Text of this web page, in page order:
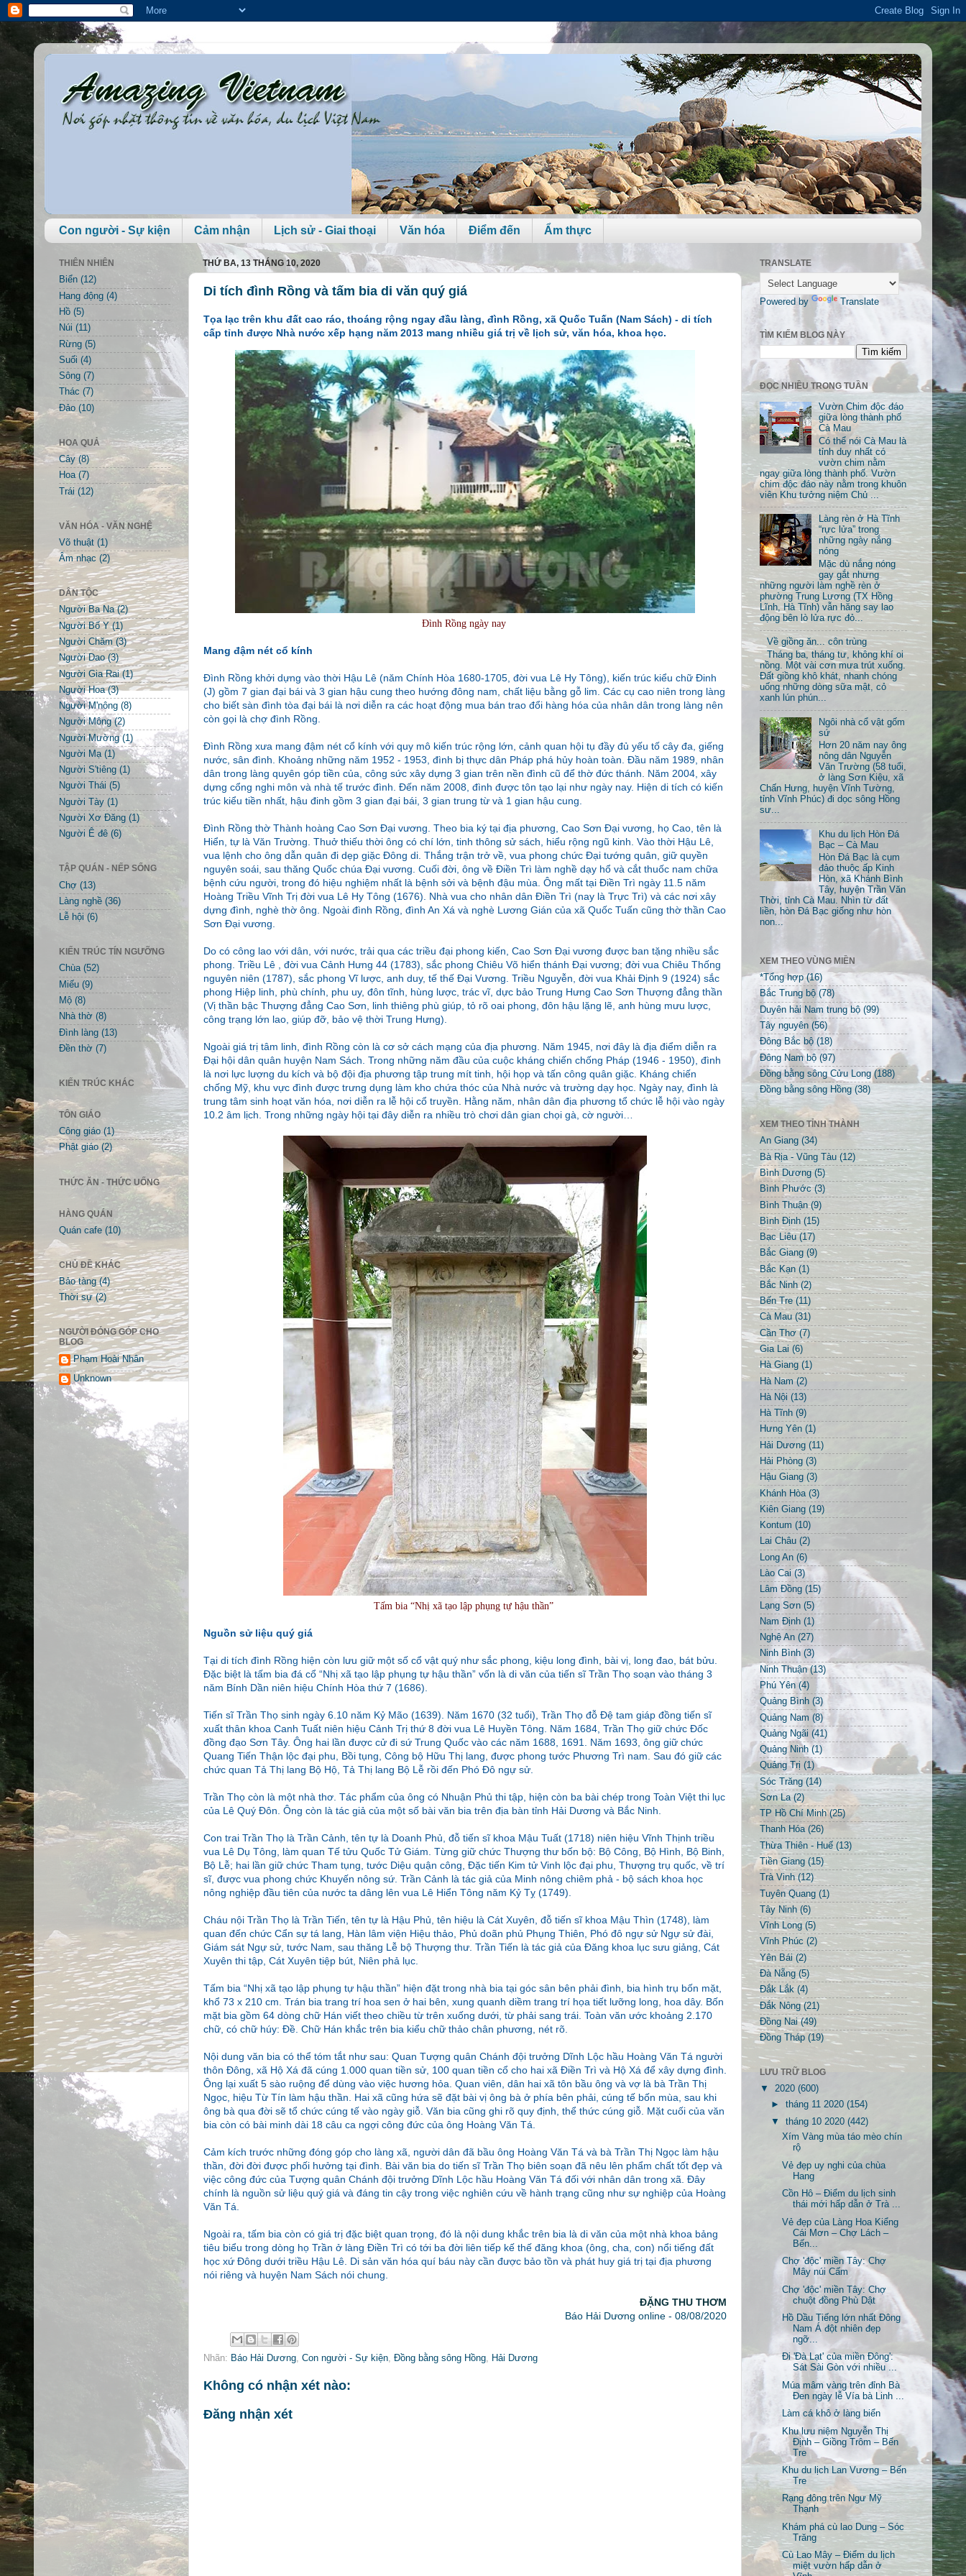
Con người - Sự kiện Cảm nhận Lịch sử - Giai thoại Văn hóa Điểm đến Ẩm thực
THỨ BA, 13 THÁNG 10, 2020
Di tích đình Rồng và tấm bia di văn quý giá
Tọa lạc trên khu đất cao ráo, thoáng rộng ngay đầu làng, đình Rồng, xã Quốc Tuấn (Nam Sách) - di tích
cấp tỉnh được Nhà nước xếp hạng năm 2013 mang nhiều giá trị về lịch sử, văn hóa, khoa học.
Đình Rồng ngày nay
Mang đậm nét cổ kính
Đình Rồng khởi dựng vào thời Hậu Lê (năm Chính Hòa 1680-1705, đời vua Lê Hy Tông), kiến trúc kiểu chữ Đinh
(J) gồm 7 gian đại bái và 3 gian hậu cung theo hướng đông nam, chất liệu bằng gỗ lim. Các cụ cao niên trong làng
cho biết sàn đình tòa đại bái là nơi diễn ra các hoạt động mua bán trao đổi hàng hóa của nhân dân trong làng nên
còn gọi là chợ đình Rồng.
Đình Rồng xưa mang đậm nét cổ kính với quy mô kiến trúc rộng lớn, cảnh quan hội tụ đầy đủ yếu tố cây đa, giếng
nước, sân đình. Khoảng những năm 1952 - 1953, đình bị thực dân Pháp phá hủy hoàn toàn. Đầu năm 1989, nhân
dân trong làng quyên góp tiền của, công sức xây dựng 3 gian trên nền đình cũ để thờ đức thánh. Năm 2004, xây
dựng cổng nghi môn và nhà tế trước đình. Đến năm 2008, đình được tôn tạo lại như ngày nay. Hiện di tích có kiến
trúc kiểu tiền nhất, hậu đinh gồm 3 gian đại bái, 3 gian trung từ và 1 gian hậu cung.
Đình Rồng thờ Thành hoàng Cao Sơn Đại vương. Theo bia ký tại địa phương, Cao Sơn Đại vương, họ Cao, tên là
Hiển, tự là Văn Trường. Thuở thiếu thời ông có chí lớn, tinh thông sử sách, hiểu rộng ngũ kinh. Vào thời Hậu Lê,
vua lệnh cho ông dẫn quân đi dẹp giặc Đông di. Thắng trận trở về, vua phong chức Đại tướng quân, giữ quyền
nguyên soái, sau thăng Quốc chúa Đại vương. Cuối đời, ông về Điền Trì làm nghề dạy hổ và cắt thuốc nam chữa
bệnh cứu người, trong đó hiệu nghiệm nhất là bệnh sởi và bệnh đậu mùa. Ông mất tại Điền Trì ngày 11.5 năm
Hoàng Triều Vĩnh Trị đời vua Lê Hy Tông (1676). Nhà vua cho nhân dân Điền Trì (nay là Trực Trì) và các nơi xây
dựng đình, nghè thờ ông. Ngoài đình Rồng, đình An Xá và nghè Lương Gián của xã Quốc Tuấn cũng thờ thần Cao
Sơn Đại vương.
Do có công lao với dân, với nước, trải qua các triều đại phong kiến, Cao Sơn Đại vương được ban tặng nhiều sắc
phong. Triều Lê , đời vua Cảnh Hưng 44 (1783), sắc phong Chiêu Võ hiển thánh Đại vương; đời vua Chiêu Thống
nguyên niên (1787), sắc phong Vĩ lược, anh duy, tế thế Đại Vương. Triều Nguyễn, đời vua Khải Định 9 (1924) sắc
phong Hiệp linh, phù chính, phu uy, đôn tĩnh, hùng lược, trác vĩ, dực bảo Trung Hưng Cao Sơn Thượng đẳng thần
(Vị thần bậc Thượng đẳng Cao Sơn, linh thiêng phù giúp, tỏ rõ oai phong, đôn hậu lặng lẽ, anh hùng mưu lược,
công trạng lớn lao, giúp đỡ, bảo vệ thời Trung Hưng).
Ngoài giá trị tâm linh, đình Rồng còn là cơ sở cách mạng của địa phương. Năm 1945, nơi đây là địa điểm diễn ra
Đại hội dân quân huyện Nam Sách. Trong những năm đầu của cuộc kháng chiến chống Pháp (1946 - 1950), đình
là nơi lực lượng du kích và bộ đội địa phương tập trung mít tinh, hội họp và tấn công quân giặc. Kháng chiến
chống Mỹ, khu vực đình được trưng dụng làm kho chứa thóc của Nhà nước và trường dạy học. Ngày nay, đình là
trung tâm sinh hoạt văn hóa, nơi diễn ra lễ hội cổ truyền. Hằng năm, nhân dân địa phương tổ chức lễ hội vào ngày
10.2 âm lịch. Trong những ngày hội tại đây diễn ra nhiều trò chơi dân gian chọi gà, cờ người…
Tấm bia “Nhị xã tạo lập phụng tự hậu thần”
Nguồn sử liệu quý giá
Tại di tích đình Rồng hiện còn lưu giữ một số cổ vật quý như sắc phong, kiệu long đình, bài vị, long đao, bát bửu.
Đặc biệt là tấm bia đá cổ “Nhị xã tạo lập phụng tự hậu thần” vốn là di văn của tiến sĩ Trần Thọ soạn vào tháng 3
năm Bính Dần niên hiệu Chính Hòa thứ 7 (1686).
Tiến sĩ Trần Thọ sinh ngày 6.10 năm Kỷ Mão (1639). Năm 1670 (32 tuổi), Trần Thọ đỗ Đệ tam giáp đồng tiến sĩ
xuất thân khoa Canh Tuất niên hiệu Cảnh Trị thứ 8 đời vua Lê Huyền Tông. Năm 1684, Trần Thọ giữ chức Đốc
đồng đạo Sơn Tây. Ông hai lần được cử đi sứ Trung Quốc vào các năm 1688, 1691. Năm 1693, ông giữ chức
Quang Tiến Thận lộc đại phu, Bồi tụng, Công bộ Hữu Thị lang, được phong tước Phương Trì nam. Sau đó giữ các
chức quan Tả Thị lang Bộ Hộ, Tả Thị lang Bộ Lễ rồi đến Phó Đô ngự sử.
Trần Thọ còn là một nhà thơ. Tác phẩm của ông có Nhuận Phủ thi tập, hiện còn ba bài chép trong Toàn Việt thi lục
của Lê Quý Đôn. Ông còn là tác giả của một số bài văn bia trên địa bàn tỉnh Hải Dương và Bắc Ninh.
Con trai Trần Thọ là Trần Cảnh, tên tự là Doanh Phủ, đỗ tiến sĩ khoa Mậu Tuất (1718) niên hiệu Vĩnh Thịnh triều
vua Lê Dụ Tông, làm quan Tế tửu Quốc Tử Giám. Từng giữ chức Thượng thư bốn bộ: Bộ Công, Bộ Hình, Bộ Binh,
Bộ Lễ; hai lần giữ chức Tham tụng, tước Diệu quận công, Đặc tiến Kim tử Vinh lộc đại phu, Thượng trụ quốc, về trí
sĩ, được vua phong chức Khuyến nông sứ. Trần Cảnh là tác giả của Minh nông chiêm phả - bộ sách khoa học
nông nghiệp đầu tiên của nước ta dâng lên vua Lê Hiển Tông năm Kỷ Tỵ (1749).
Cháu nội Trần Thọ là Trần Tiến, tên tự là Hậu Phủ, tên hiệu là Cát Xuyên, đỗ tiến sĩ khoa Mậu Thìn (1748), làm
quan đến chức Cẩn sự tá lang, Hàn lâm viện Hiệu thảo, Phủ doãn phủ Phụng Thiên, Phó đô ngự sử Ngự sử đài,
Giám sát Ngự sử, tước Nam, sau thăng Lễ bộ Thượng thư. Trần Tiến là tác giả của Đăng khoa lục sưu giảng, Cát
Xuyên thi tập, Cát Xuyên tiệp bút, Niên phả lục.
Tấm bia “Nhị xã tạo lập phụng tự hậu thần” hiện đặt trong nhà bia tại góc sân bên phải đình, bia hình trụ bốn mặt,
khổ 73 x 210 cm. Trán bia trang trí hoa sen ở hai bên, xung quanh diềm trang trí họa tiết lưỡng long, hoa dây. Bốn
mặt bia gồm 64 dòng chữ Hán viết theo chiều từ trên xuống dưới, từ phải sang trái. Toàn văn ước khoảng 2.170
chữ, có chữ húy: Đề. Chữ Hán khắc trên bia kiểu chữ thảo chân phương, nét rõ.
Nội dung văn bia có thể tóm tắt như sau: Quan Tượng quân Chánh đội trưởng Dĩnh Lộc hầu Hoàng Văn Tá người
thôn Đông, xã Hộ Xá đã cúng 1.000 quan tiền sử, 100 quan tiền cổ cho hai xã Điền Trì và Hộ Xá để xây dựng đình.
Ông lại xuất 5 sào ruộng để dùng vào việc hương hỏa. Quan viên, dân hai xã tôn bầu ông và vợ là bà Trần Thị
Ngọc, hiệu Từ Tín làm hậu thần. Hai xã cũng hứa sẽ đặt bài vị ông bà ở phía bên phải, cúng tế bốn mùa, sau khi
ông bà qua đời sẽ tổ chức cúng tế vào ngày giỗ. Văn bia cũng ghi rõ quy định, thể thức cúng giỗ. Mặt cuối của văn
bia còn có bài minh dài 18 câu ca ngợi công đức của ông Hoàng Văn Tá.
Cảm kích trước những đóng góp cho làng xã, người dân đã bầu ông Hoàng Văn Tá và bà Trần Thị Ngọc làm hậu
thần, đời đời được phối hưởng tại đình. Bài văn bia do tiến sĩ Trần Thọ biên soạn đã nêu lên phẩm chất tốt đẹp và
việc công đức của Tượng quân Chánh đội trưởng Dĩnh Lộc hầu Hoàng Văn Tá đối với nhân dân trong xã. Đây
chính là nguồn sử liệu quý giá và đáng tin cậy trong việc nghiên cứu về hành trạng cũng như sự nghiệp của Hoàng
Văn Tá.
Ngoài ra, tấm bia còn có giá trị đặc biệt quan trọng, đó là nội dung khắc trên bia là di văn của một nhà khoa bảng
tiêu biểu trong dòng họ Trần ở làng Điền Trì có tới ba đời liên tiếp kế thế đăng khoa (ông, cha, con) nổi tiếng đất
học xứ Đông dưới triều Hậu Lê. Di sản văn hóa quí báu này cần được bảo tồn và phát huy giá trị tại địa phương
nói riêng và huyện Nam Sách nói chung.
ĐẶNG THU THƠM
Báo Hải Dương online - 08/08/2020
Nhãn: Báo Hải Dương Con người - Sự kiện Đồng bằng sông Hồng Hải Dương
Không có nhận xét nào:
Đăng nhận xét
THIÊN NHIÊN
Biển (12)
Hang động (4)
Hồ (5)
Núi (11)
Rừng (5)
Suối (4)
Sông (7)
Thác (7)
Đảo (10)
HOA QUẢ
Cây (8)
Hoa (7)
Trái (12)
VĂN HÓA - VĂN NGHỆ
Võ thuật (1)
Âm nhạc (2)
DÂN TỘC
Người Ba Na (2)
Người Bố Y (1)
Người Chăm (3)
Người Dao (3)
Người Gia Rai (1)
Người Hoa (3)
Người M'nông (8)
Người Mông (2)
Người Mường (1)
Người Mạ (1)
Người S'tiêng (1)
Người Thái (5)
Người Tày (1)
Người Xơ Đăng (1)
Người Ê đê (6)
TẬP QUÁN - NẾP SỐNG
Chợ (13)
Làng nghề (36)
Lễ hội (6)
KIẾN TRÚC TÍN NGƯỠNG
Chùa (52)
Miếu (9)
Mộ (8)
Nhà thờ (8)
Đình làng (13)
Đền thờ (7)
KIẾN TRÚC KHÁC
TÔN GIÁO
Công giáo (1)
Phật giáo (2)
THỨC ĂN - THỨC UỐNG
HÀNG QUÁN
Quán cafe (10)
CHỦ ĐỀ KHÁC
Bảo tàng (4)
Thời sự (2)
NGƯỜI ĐÓNG GÓP CHO
BLOG
Phạm Hoài Nhân
Unknown
TRANSLATE
Powered by Translate
TÌM KIẾM BLOG NÀY
ĐỌC NHIỀU TRONG TUẦN
Vườn Chim độc đáo
giữa lòng thành phố
Cà Mau
Có thể nói Cà Mau là
tỉnh duy nhất có
vườn chim nằm
ngay giữa lòng thành phố. Vườn
chim độc đáo này nằm trong khuôn
viên Khu tưởng niệm Chủ ...
Làng rèn ở Hà Tĩnh
“rực lửa” trong
những ngày nắng
nóng
Mặc dù nắng nóng
gay gắt nhưng
những người làm nghề rèn ở
phường Trung Lương (TX Hồng
Lĩnh, Hà Tĩnh) vẫn hăng say lao
động bên lò lửa rực đỏ...
Về giồng ăn... côn trùng
Tháng ba, tháng tư, không khí oi
nồng. Một vài cơn mưa trút xuống.
Đất giồng khô khát, nhanh chóng
uống những dòng sữa mật, cỏ
xanh lún phún...
Ngôi nhà cổ vật gốm
sứ
Hơn 20 năm nay ông
nông dân Nguyễn
Văn Trường (58 tuổi,
ở làng Sơn Kiệu, xã
Chấn Hưng, huyện Vĩnh Tường,
tỉnh Vĩnh Phúc) đi dọc sông Hồng
sư...
Khu du lịch Hòn Đá
Bạc – Cà Mau
Hòn Đá Bạc là cụm
đảo thuộc ấp Kinh
Hòn, xã Khánh Bình
Tây, huyện Trần Văn
Thời, tỉnh Cà Mau. Nhìn từ đất
liền, hòn Đá Bạc giống như hòn
non...
XEM THEO VÙNG MIỀN
*Tổng hợp (16)
Bắc Trung bộ (78)
Duyên hải Nam trung bộ (99)
Tây nguyên (56)
Đông Bắc bộ (18)
Đông Nam bộ (97)
Đồng bằng sông Cửu Long (188)
Đồng bằng sông Hồng (38)
XEM THEO TỈNH THÀNH
An Giang (34)
Bà Rịa - Vũng Tàu (12)
Bình Dương (5)
Bình Phước (3)
Bình Thuận (9)
Bình Định (15)
Bạc Liêu (17)
Bắc Giang (9)
Bắc Kạn (1)
Bắc Ninh (2)
Bến Tre (11)
Cà Mau (31)
Cần Thơ (7)
Gia Lai (6)
Hà Giang (1)
Hà Nam (2)
Hà Nội (13)
Hà Tĩnh (9)
Hưng Yên (1)
Hải Dương (11)
Hải Phòng (3)
Hậu Giang (3)
Khánh Hòa (3)
Kiên Giang (19)
Kontum (10)
Lai Châu (2)
Long An (6)
Lào Cai (3)
Lâm Đồng (15)
Lạng Sơn (5)
Nam Định (1)
Nghệ An (27)
Ninh Bình (3)
Ninh Thuận (13)
Phú Yên (4)
Quảng Bình (3)
Quảng Nam (8)
Quảng Ngãi (41)
Quảng Ninh (1)
Quảng Trị (1)
Sóc Trăng (14)
Sơn La (2)
TP Hồ Chí Minh (25)
Thanh Hóa (26)
Thừa Thiên - Huế (13)
Tiền Giang (15)
Trà Vinh (12)
Tuyên Quang (1)
Tây Ninh (6)
Vĩnh Long (5)
Vĩnh Phúc (2)
Yên Bái (2)
Đà Nẵng (5)
Đắk Lắk (4)
Đắk Nông (21)
Đồng Nai (49)
Đồng Tháp (19)
LƯU TRỮ BLOG
▼ 2020 (600)
►tháng 11 2020(154)
▼tháng 10 2020(442)
Xím Vàng mùa táo mèo chín
rộ
Vẻ đẹp uy nghi của chùa
Hang
Cồn Hô – Điểm du lịch sinh
thái mới hấp dẫn ở Trà ...
Vẻ đẹp của Làng Hoa Kiểng
Cái Mơn – Chợ Lách –
Bến...
Chợ 'độc' miền Tây: Chợ
Mây núi Cấm
Chợ 'độc' miền Tây: Chợ
chuột đồng Phù Dật
Hồ Dầu Tiếng lớn nhất Đông
Nam Á đột nhiên đẹp
ngỡ...
Đi 'Đà Lạt' của miền Đông':
Sát Sài Gòn với nhiều ...
Múa mâm vàng trên đỉnh Bà
Đen ngày lễ Vía bà Linh ...
Làm cá khô ở làng biển
Khu lưu niệm Nguyễn Thị
Định – Giồng Trôm – Bến
Tre
Khu du lịch Lan Vương – Bến
Tre
Rạng đông trên Ngư Mỹ
Thạnh
Khám phá cù lao Dung – Sóc
Trăng
Cù Lao Mây – Điểm du lịch
miệt vườn hấp dẫn ở